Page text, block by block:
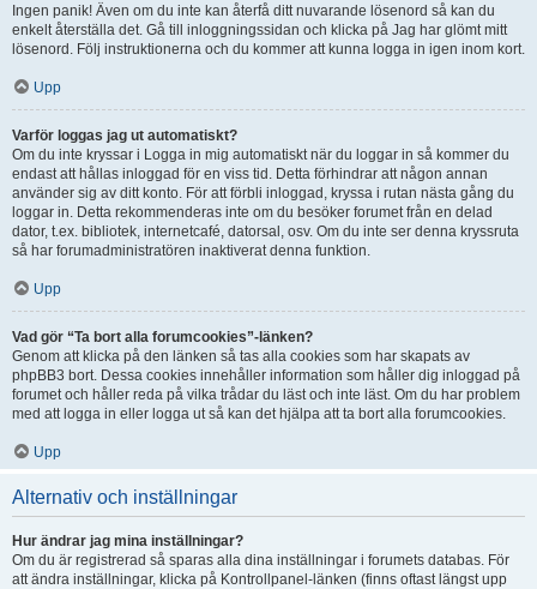
Ingen panik! Även om du inte kan återfå ditt nuvarande lösenord så kan du
enkelt återställa det. Gå till inloggningssidan och klicka på Jag har glömt mitt
lösenord. Följ instruktionerna och du kommer att kunna logga in igen inom kort.
Upp
Varför loggas jag ut automatiskt?
Om du inte kryssar i Logga in mig automatiskt när du loggar in så kommer du
endast att hållas inloggad för en viss tid. Detta förhindrar att någon annan
använder sig av ditt konto. För att förbli inloggad, kryssa i rutan nästa gång du
loggar in. Detta rekommenderas inte om du besöker forumet från en delad
dator, t.ex. bibliotek, internetcafé, datorsal, osv. Om du inte ser denna kryssruta
så har forumadministratören inaktiverat denna funktion.
Upp
Vad gör “Ta bort alla forumcookies”-länken?
Genom att klicka på den länken så tas alla cookies som har skapats av
phpBB3 bort. Dessa cookies innehåller information som håller dig inloggad på
forumet och håller reda på vilka trådar du läst och inte läst. Om du har problem
med att logga in eller logga ut så kan det hjälpa att ta bort alla forumcookies.
Upp
Alternativ och inställningar
Hur ändrar jag mina inställningar?
Om du är registrerad så sparas alla dina inställningar i forumets databas. För
att ändra inställningar, klicka på Kontrollpanel-länken (finns oftast längst upp